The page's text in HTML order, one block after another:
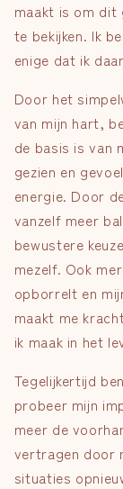
maakt is om dit
te bekijken. Ik
enige dat ik
Door het
van mijn hart,
de basis is van
gezien en
energie. Door
vanzelf meer
bewustere
mezelf. Ook
opborrelt en
maakt me
ik maak in het
Tegelijkertijd
probeer mijn
meer de
vertragen door
situaties